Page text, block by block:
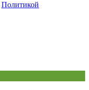
Политикой